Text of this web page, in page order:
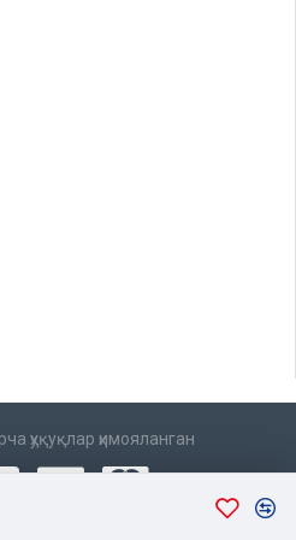
ҳуқуқлар ҳимояланган